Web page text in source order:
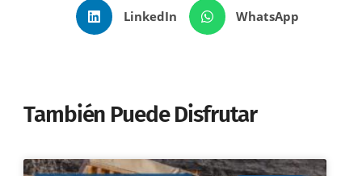
LinkedIn WhatsApp
También Puede Disfrutar